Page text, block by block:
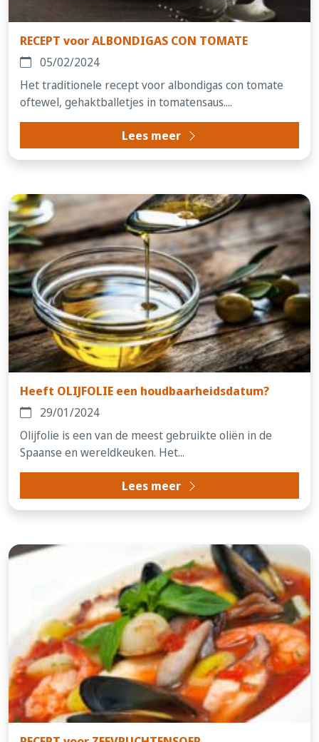
RECEPT voor ALBONDIGAS CON TOMATE
05/02/2024
Het traditionele recept voor albondigas con tomate
oftewel, gehaktballetjes in tomatensaus....
Lees meer
Heeft OLIJFOLIE een houdbaarheidsdatum?
29/01/2024
Olijfolie is een van de meest gebruikte oliën in de
Spaanse en wereldkeuken. Het...
Lees meer